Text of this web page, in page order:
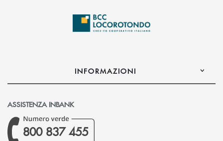
INFORMAZIONI
ASSISTENZA INBANK
800 837 455